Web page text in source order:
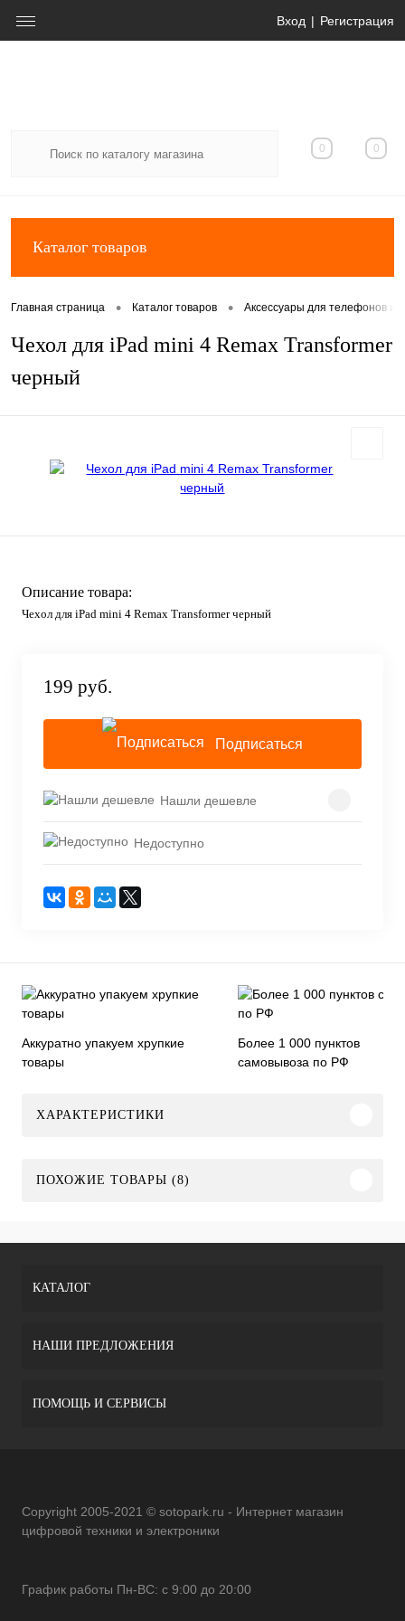
Вход Регистрация
0 0
Каталог товаров
Главная страница • Каталог товаров • Аксессуары для телефонов и
Чехол для iPad mini 4 Remax Transformer
черный
Описание товара:
Чехол для iPad mini 4 Remax Transformer черный
199 руб.
Подписаться
Нашли дешевле
Недоступно
Аккуратно упакуем хрупкие
товары
Более 1 000 пунктов
самовывоза по РФ
ХАРАКТЕРИСТИКИ
ПОХОЖИЕ ТОВАРЫ (8)
КАТАЛОГ
НАШИ ПРЕДЛОЖЕНИЯ
ПОМОЩЬ И СЕРВИСЫ
Copyright 2005-2021 © sotopark.ru - Интернет магазин
цифровой техники и электроники
График работы Пн-ВС: с 9:00 до 20:00